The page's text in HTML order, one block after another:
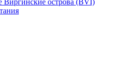
Виргинские острова (BVI)